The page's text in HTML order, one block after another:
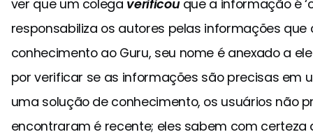
ver que um colega verificouque a informação é
responsabiliza os autores pelas informações que
conhecimento ao Guru, seu nome é anexado a
por verificar se as informações são precisas em
uma solução de conhecimento, os usuários não
encontraram é recente; eles sabem com